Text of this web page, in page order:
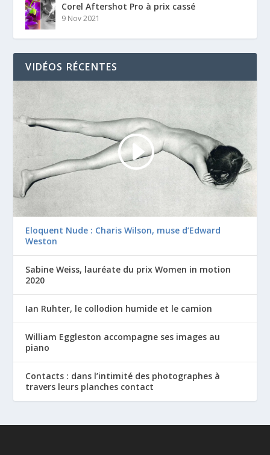
Corel Aftershot Pro à prix cassé
9 Nov 2021
VIDÉOS RÉCENTES
Eloquent Nude : Charis Wilson, muse d’Edward
Weston
Sabine Weiss, lauréate du prix Women in motion
2020
Ian Ruhter, le collodion humide et le camion
William Eggleston accompagne ses images au
piano
Contacts : dans l’intimité des photographes à
travers leurs planches contact